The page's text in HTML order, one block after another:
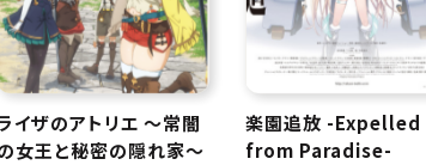
イザのアトリエ 〜常闇
女王と秘密の隠れ家〜
楽園追放 -Expelled
from Paradise-